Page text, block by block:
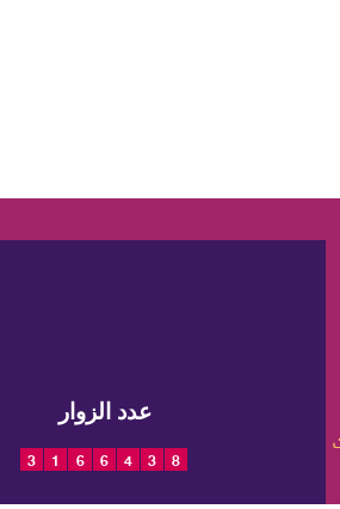
عدد الزوار
3 1 6 6 4 3 8